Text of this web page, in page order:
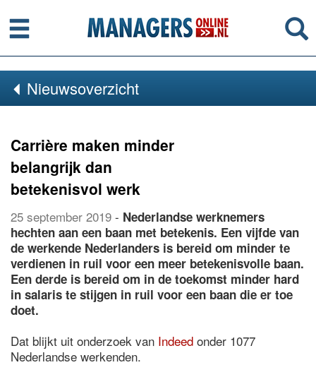
Menu
Nieuwsoverzicht
Carrière maken minder
belangrijk dan
betekenisvol werk
25 september 2019 - Nederlandse werknemers
hechten aan een baan met betekenis. Een vijfde van
de werkende Nederlanders is bereid om minder te
verdienen in ruil voor een meer betekenisvolle baan.
Een derde is bereid om in de toekomst minder hard
in salaris te stijgen in ruil voor een baan die er toe
doet.
Dat blijkt uit onderzoek van Indeed onder 1077
Nederlandse werkenden.